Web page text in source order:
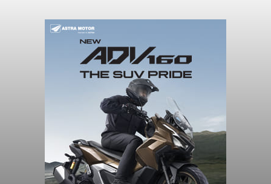
Sempat Cekcok dengan Istri,
Pria Asal Pemogan Ditemukan
Tak Bernyawa di Pantai
balitribune.co.id I Gianyar -Seorang pria asal
Lingkungan Dalem, Pemogan, Denpasar Selatan,
Kota Denpasar, yang diketahui bernama I Kadek
Dedi Wiranata (35), ditemukan tidak bernyawa di
pesisir Pantai Purnama, Sukawati.